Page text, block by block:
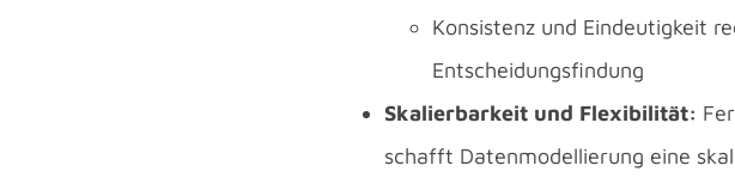
Konsistenz und Eindeutigkeit
Entscheidungsfindung
Skalierbarkeit und Flexibilität:
schafft Datenmodellierung eine